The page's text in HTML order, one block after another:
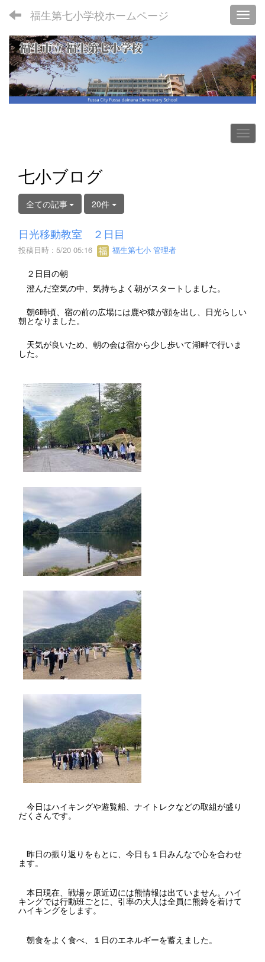
福生第七小学校ホームページ
七小ブログ
全ての記事 20件
日光移動教室 ２日目
投稿日時 : 5/20 05:16 福生第七小 管理者
２日目の朝
澄んだ空気の中、気持ちよく朝がスタートしました。
朝6時頃、宿の前の広場には鹿や猿が顔を出し、日光らしい
朝となりました。
天気が良いため、朝の会は宿から少し歩いて湖畔で行いま
した。
今日はハイキングや遊覧船、ナイトレクなどの取組が盛り
だくさんです。
昨日の振り返りをもとに、今日も１日みんなで心を合わせ
ます。
本日現在、戦場ヶ原近辺には熊情報は出ていません。ハイ
キングでは行動班ごとに、引率の大人は全員に熊鈴を着けて
ハイキングをします。
朝食をよく食べ、１日のエネルギーを蓄えました。